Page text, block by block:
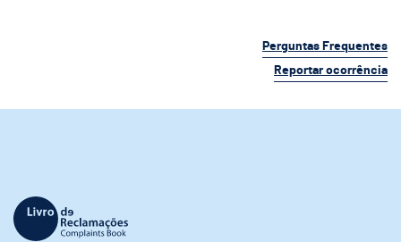
Perguntas Frequentes
Reportar ocorrência